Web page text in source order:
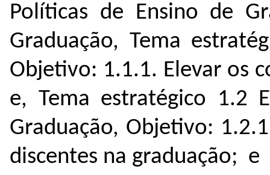
Políticas de Ensino de
Graduação, Tema
Objetivo: 1.1.1. Elevar os
e, Tema estratégico 1.2
Graduação, Objetivo:
discentes na graduação; e